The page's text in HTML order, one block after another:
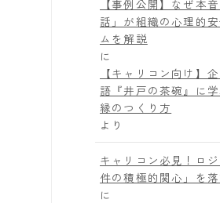
【事例公開】なぜ本
話」が組織の心理的
ムを解説
に
【キャリコン向け】
語『井戸の茶碗』に
縁のつくり方
より
キャリコン必見！ロ
件の積極的関心」を
に